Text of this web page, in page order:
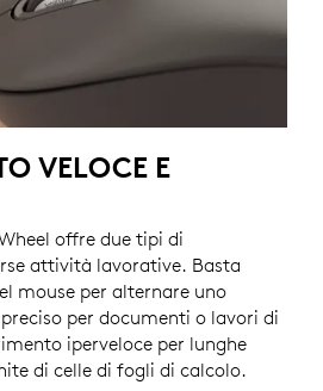
VELOCE E
offre due tipi di
attività lavorative. Basta
mouse per alternare uno
per documenti o lavori di
iperveloce per lunghe
di celle di fogli di calcolo.